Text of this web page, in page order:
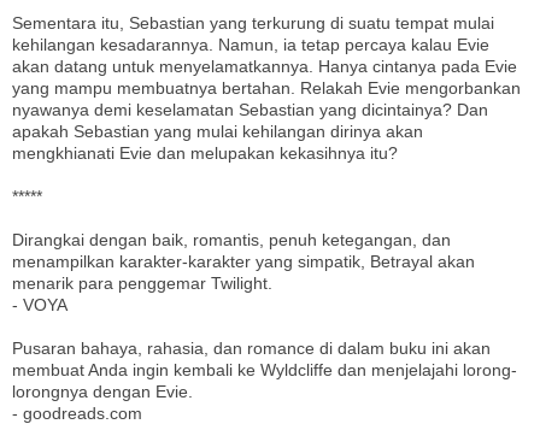
Sementara itu, Sebastian yang terkurung di suatu tempat mulai
kehilangan kesadarannya. Namun, ia tetap percaya kalau Evie
akan datang untuk menyelamatkannya. Hanya cintanya pada Evie
yang mampu membuatnya bertahan. Relakah Evie mengorbankan
nyawanya demi keselamatan Sebastian yang dicintainya? Dan
apakah Sebastian yang mulai kehilangan dirinya akan
mengkhianati Evie dan melupakan kekasihnya itu?
*****
Dirangkai dengan baik, romantis, penuh ketegangan, dan
menampilkan karakter-karakter yang simpatik, Betrayal akan
menarik para penggemar Twilight.
- VOYA
Pusaran bahaya, rahasia, dan romance di dalam buku ini akan
membuat Anda ingin kembali ke Wyldcliffe dan menjelajahi lorong-
lorongnya dengan Evie.
- goodreads.com